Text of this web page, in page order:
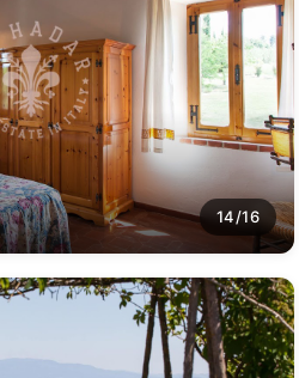
14/16